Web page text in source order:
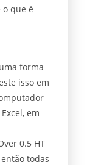
o que é
forma
isso em
em
0.5 HT
todas